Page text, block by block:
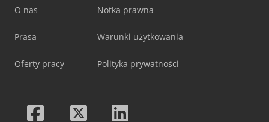
O nas
Prasa
Oferty pracy
Notka prawna
Warunki użytkowania
Polityka prywatności